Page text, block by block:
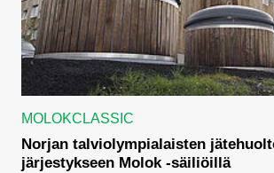
MOLOKCLASSIC
Norjan talviolympialaisten
järjestykseen Molok -säiliöillä